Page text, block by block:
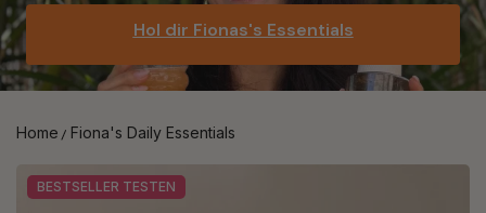
Hol dir Fionas's Essentials
Home Fiona's Daily Essentials
BESTSELLER TESTEN